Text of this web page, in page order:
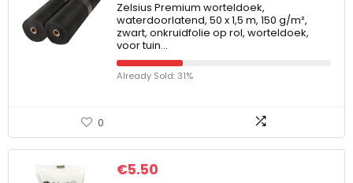
Zelsius Premium worteldoek,
waterdoorlatend, 50 x 1,5 m, 150 g/m²,
zwart, onkruidfolie op rol, worteldoek,
voor tuin…
Already Sold: 31%
0
€5.50